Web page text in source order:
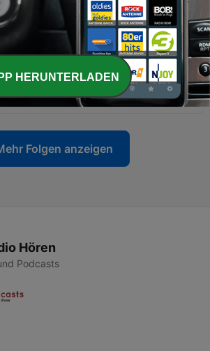
| 4,6 Milliarden Jahre
Hals der Meere
Folgen anzeigen
Hören
Podcasts
HERUNTERLADEN